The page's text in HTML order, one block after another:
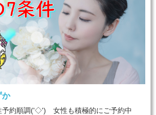
か
予約順調('◇')ゞ女性も積極的にご予約中